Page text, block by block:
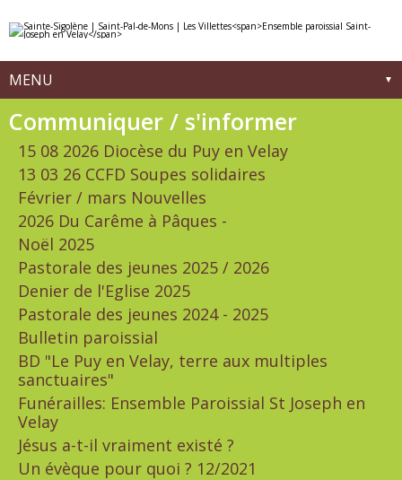
contenu.
la
MENU
Navigation
Communiquer / s'informer
15 08 2026 Diocèse du Puy en Velay
13 03 26 CCFD Soupes solidaires
Février / mars Nouvelles
2026 Du Carême à Pâques -
Noël 2025
Pastorale des jeunes 2025 / 2026
Denier de l'Eglise 2025
Pastorale des jeunes 2024 - 2025
Bulletin paroissial
BD "Le Puy en Velay, terre aux multiples
sanctuaires"
Funérailles: Ensemble Paroissial St Joseph en
Velay
Jésus a-t-il vraiment existé ?
Un évèque pour quoi ? 12/2021